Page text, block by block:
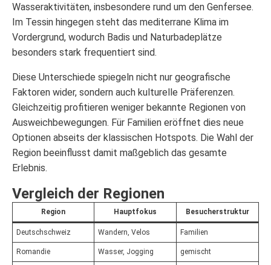
Wasseraktivitäten, insbesondere rund um den Genfersee.
Im Tessin hingegen steht das mediterrane Klima im
Vordergrund, wodurch Badis und Naturbadeplätze
besonders stark frequentiert sind.
Diese Unterschiede spiegeln nicht nur geografische
Faktoren wider, sondern auch kulturelle Präferenzen.
Gleichzeitig profitieren weniger bekannte Regionen von
Ausweichbewegungen. Für Familien eröffnet dies neue
Optionen abseits der klassischen Hotspots. Die Wahl der
Region beeinflusst damit maßgeblich das gesamte
Erlebnis.
Vergleich der Regionen
Region Hauptfokus Besucherstruktur
Deutschschweiz Wandern, Velos Familien
Romandie Wasser, Jogging gemischt